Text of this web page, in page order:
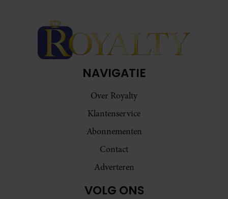
NAVIGATIE
Over Royalty
Klantenservice
Abonnementen
Contact
Adverteren
VOLG ONS